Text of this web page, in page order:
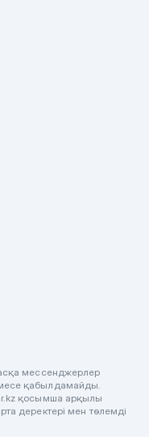
мессенджерлер
қабылдамайды.
қосымша арқылы
деректері мен төлемді